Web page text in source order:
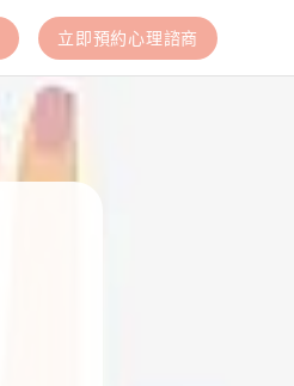
立即預約心理諮商